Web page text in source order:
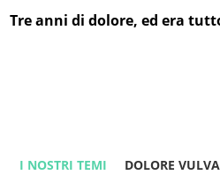
Tre anni di dolore, ed era
I NOSTRI TEMI DOLORE